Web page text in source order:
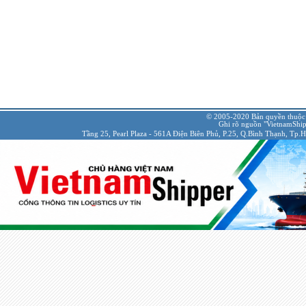
© 2005-2020 Bản quyền
Ghi rõ nguồn
Tầng 25, Pearl Plaza - 561A Điện Biên Phủ, P.25, Q.Bình Thạnh,